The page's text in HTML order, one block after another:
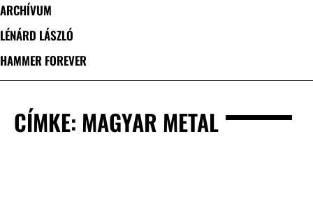
ARCHÍVUM
LÉNÁRD LÁSZLÓ
HAMMER FOREVER
CÍMKE: MAGYAR METAL